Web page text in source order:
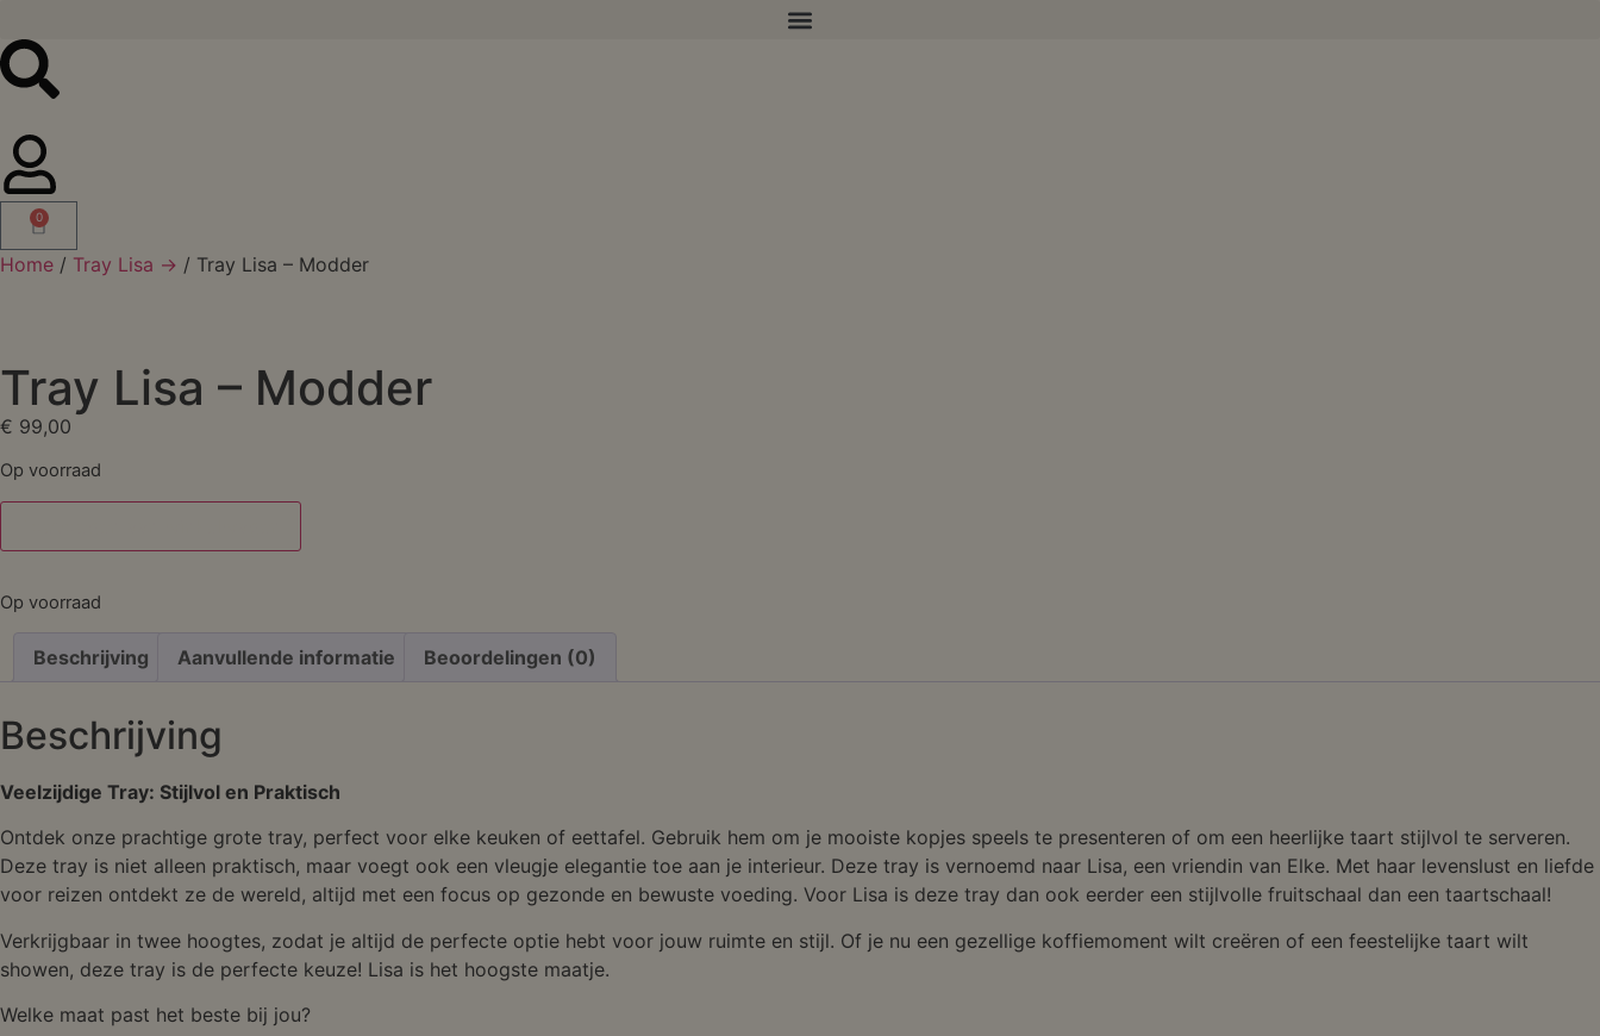
0
Home / Tray Lisa → / Tray Lisa – Modder
Tray Lisa – Modder
€ 99,00
Op voorraad
Op voorraad
Beschrijving Aanvullende informatie Beoordelingen (0)
Beschrijving
Veelzijdige Tray: Stijlvol en Praktisch
Ontdek onze prachtige grote tray, perfect voor elke keuken of eettafel. Gebruik hem om je mooiste kopjes speels te presenteren of om een heerlijke taart stijlvol te serveren.
Deze tray is niet alleen praktisch, maar voegt ook een vleugje elegantie toe aan je interieur. Deze tray is vernoemd naar Lisa, een vriendin van Elke. Met haar levenslust en liefde
voor reizen ontdekt ze de wereld, altijd met een focus op gezonde en bewuste voeding. Voor Lisa is deze tray dan ook eerder een stijlvolle fruitschaal dan een taartschaal!
Verkrijgbaar in twee hoogtes, zodat je altijd de perfecte optie hebt voor jouw ruimte en stijl. Of je nu een gezellige koffiemoment wilt creëren of een feestelijke taart wilt
showen, deze tray is de perfecte keuze! Lisa is het hoogste maatje.
Welke maat past het beste bij jou?